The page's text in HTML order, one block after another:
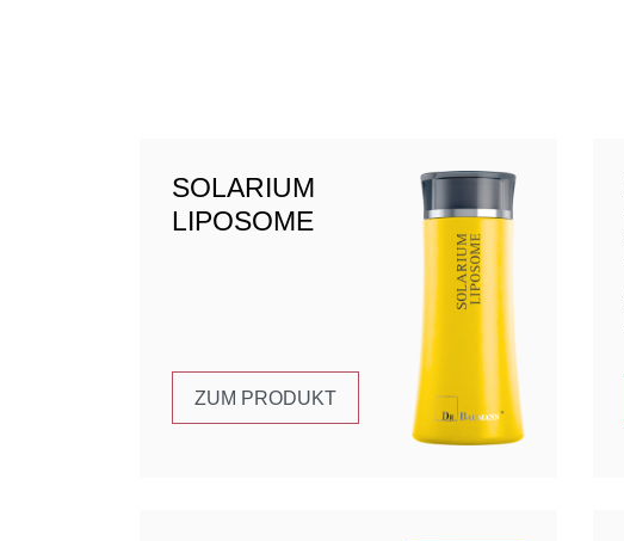
SOLARIUM
LIPOSOME
ZUM PRODUKT